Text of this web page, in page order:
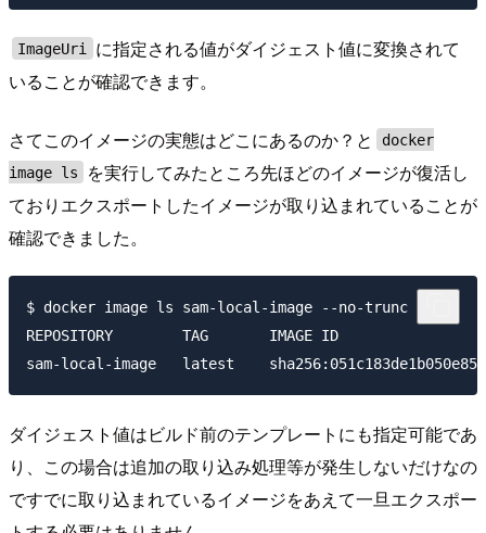
ImageUri
に指定される値がダイジェスト値に変換されて
いることが確認できます。
さてこのイメージの実態はどこにあるのか？と
docker
image ls
を実行してみたところ先ほどのイメージが復活し
ておりエクスポートしたイメージが取り込まれていることが
確認できました。
$ docker image ls sam-local-image --no-trunc
REPOSITORY        TAG       IMAGE ID
ダイジェスト値はビルド前のテンプレートにも指定可能であ
り、この場合は追加の取り込み処理等が発生しないだけなの
ですでに取り込まれているイメージをあえて一旦エクスポー